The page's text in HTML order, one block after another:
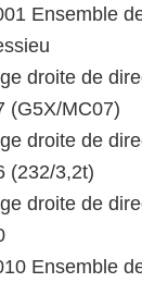
Ensemble
droite de
(G5X/MC07)
droite de
(232/3,2t)
droite de
Ensemble